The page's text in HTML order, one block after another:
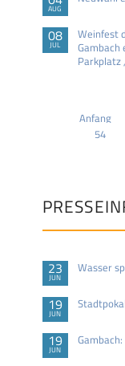
AUG
08
JUL
Weinfest
Gambach
Parkplatz
Anfang
54
23
JUN
Wasser
19
JUN
19
JUN